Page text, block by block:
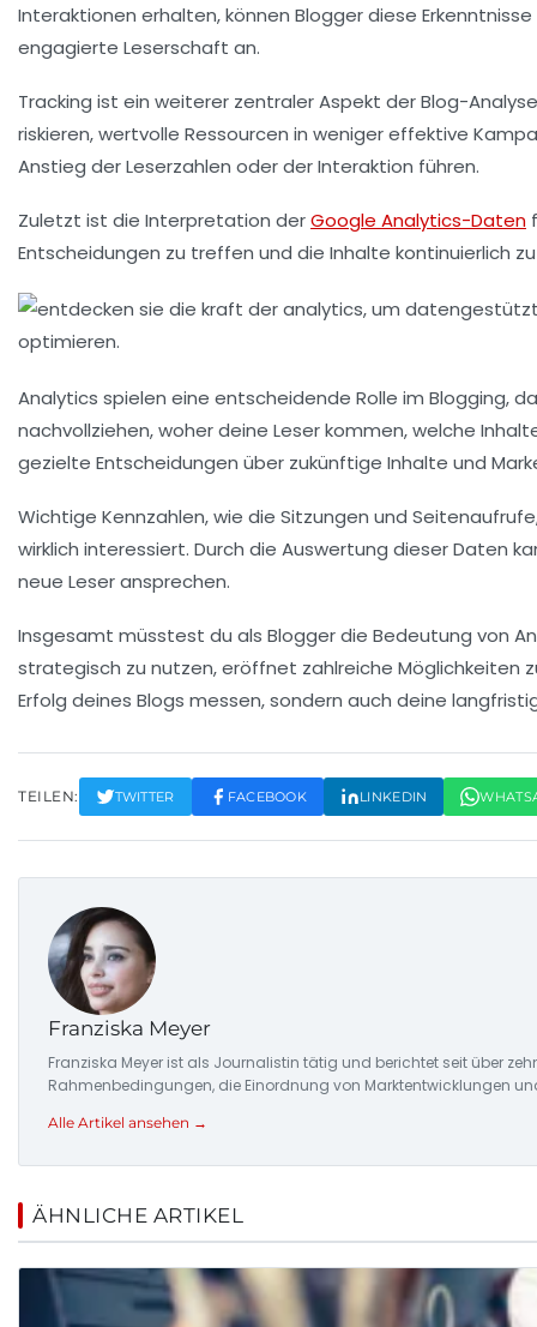
Interaktionen erhalten, können Blogger diese
engagierte Leserschaft an.
Tracking ist ein weiterer zentraler Aspekt der Blog-
riskieren, wertvolle Ressourcen in weniger effektive
Anstieg der Leserzahlen oder der Interaktion führen.
Zuletzt ist die Interpretation derGoogle Analytics-Daten
Entscheidungen zu treffen und die Inhalte kontinuierlich
Analytics spielen eine entscheidende Rolle im Blogging,
nachvollziehen, woher deine Leser kommen, welche
gezielte Entscheidungen über zukünftige Inhalte und
Wichtige Kennzahlen, wie die Sitzungen und Seitenaufrufe
wirklich interessiert. Durch die Auswertung dieser Daten
neue Leser ansprechen.
Insgesamt müsstest du als Blogger die Bedeutung von
strategisch zu nutzen, eröffnet zahlreiche Möglichkeiten
Erfolg deines Blogs messen, sondern auch deine
TEILEN: TWITTER FACEBOOK LINKEDIN
Franziska Meyer
Franziska Meyer ist als Journalistin tätig und berichtet seit über
Rahmenbedingungen, die Einordnung von Marktentwicklungen
Alle Artikel ansehen →
ÄHNLICHE ARTIKEL